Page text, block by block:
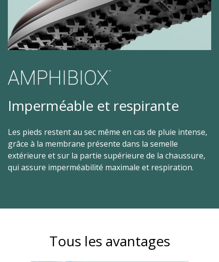
Imperméable et respirante
Les pieds restent au sec même en cas de pluie intense,
grâce à la membrane présente dans la semelle
extérieure et sur la partie supérieure de la chaussure,
qui assure imperméabilité maximale et respiration.
Tous les avantages